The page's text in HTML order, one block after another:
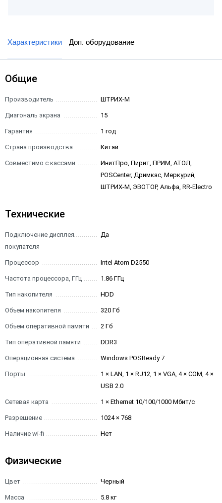
Характеристики Доп. оборудование
Общие
Производитель ШТРИХ-М
Диагональ экрана 15
Гарантия 1 год
Страна производства Китай
Совместимо с кассами
ИнитПро, Пирит, ПРИМ, АТОЛ,
POSCenter, Дримкас, Меркурий,
ШТРИХ-М, ЭВОТОР, Альфа, RR-Electro
Технические
Подключение дисплея
покупателя
Да
Процессор Intel Atom D2550
Частота процессора, ГГц 1.86 ГГц
Тип накопителя HDD
Объем накопителя 320 Гб
Объем оперативной памяти 2 Гб
Тип оперативной памяти DDR3
Операционная система Windows POSReady 7
Порты
1 × LAN, 1 × RJ12, 1 × VGA, 4 × COM, 4 ×
USB 2.0
Сетевая карта 1 × Ethernet 10/100/1000 Мбит/с
Разрешение 1024 × 768
Наличие wi-fi Нет
Физические
Цвет Черный
Масса 5.8 кг